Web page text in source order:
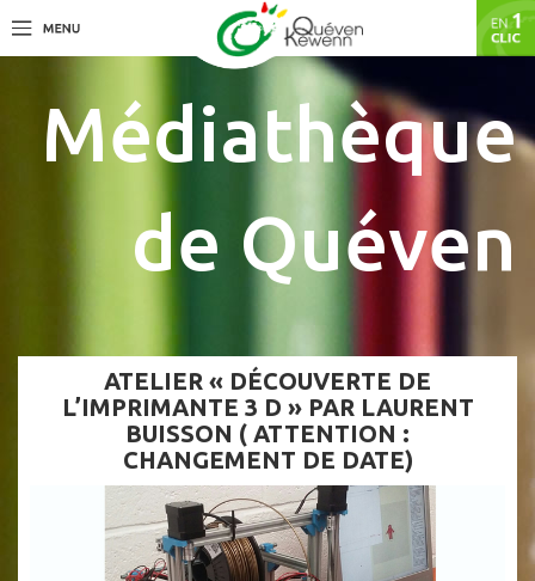
Médiathèque
de Quéven
ATELIER « DÉCOUVERTE DE
L’IMPRIMANTE 3 D » PAR LAURENT
BUISSON ( ATTENTION :
CHANGEMENT DE DATE)